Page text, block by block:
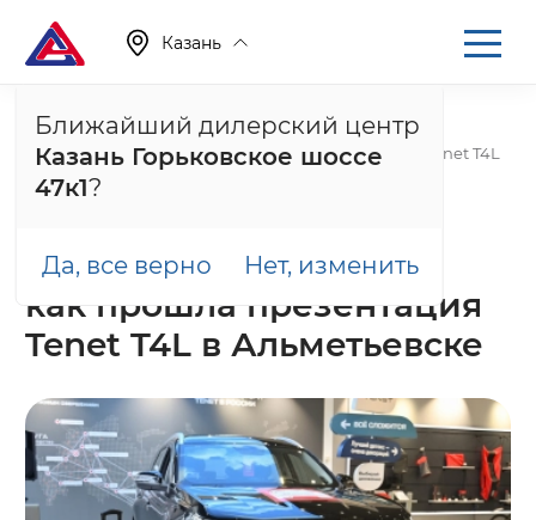
Казань
Ближайший дилерский центр
Казань Горьковское шоссе
47к1?
Да, все верно Нет, изменить
Главная О компании
Новости
Больше чем премьера: как прошла презентация Tenet T4L
в Альметьевске
29 июня 2026
Больше чем премьера:
как прошла презентация
Tenet T4L в Альметьевске